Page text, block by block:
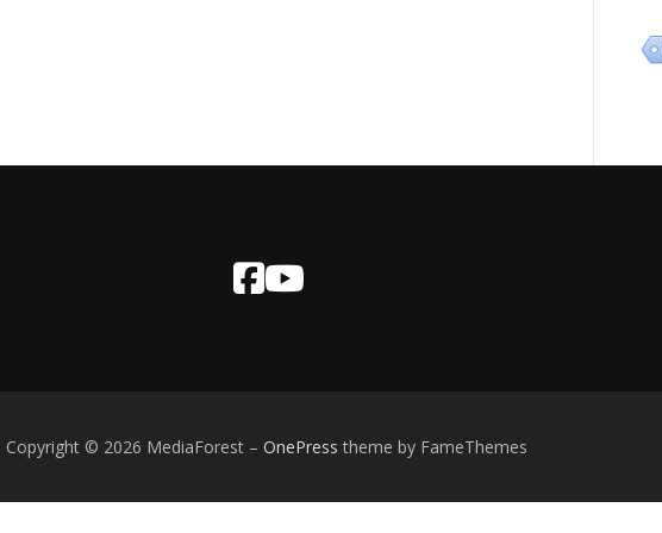
Copyright © 2026 MediaForest – OnePress theme by FameThemes